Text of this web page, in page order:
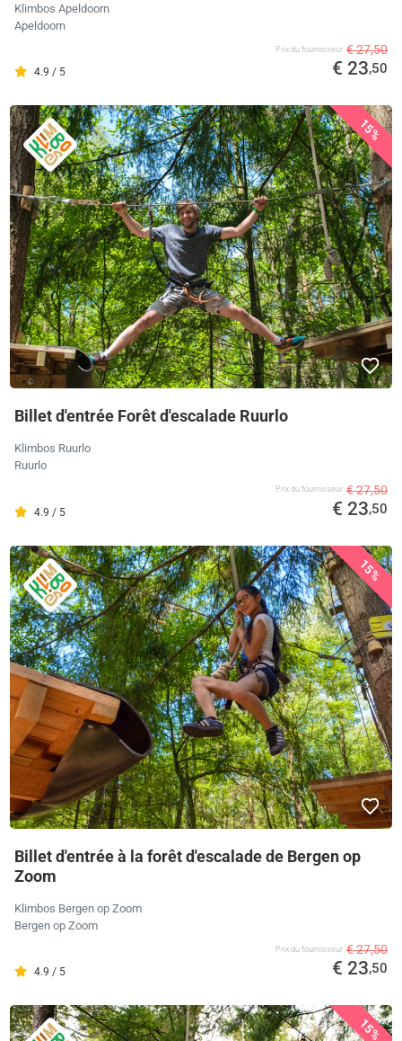
Klimbos Apeldoorn
Apeldoorn
4.9 / 5
Prix ​​du fournisseur € 27,50
€ 23,50
15%
Billet d'entrée Forêt d'escalade Ruurlo
Klimbos Ruurlo
Ruurlo
4.9 / 5
Prix ​​du fournisseur € 27,50
€ 23,50
15%
Billet d'entrée à la forêt d'escalade de Bergen op
Zoom
Klimbos Bergen op Zoom
Bergen op Zoom
4.9 / 5
Prix ​​du fournisseur € 27,50
€ 23,50
15%